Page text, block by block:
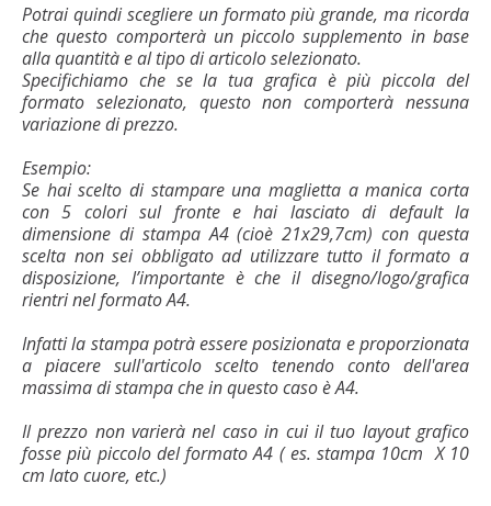
Potrai quindi scegliere un formato più grande, ma ricorda
che questo comporterà un piccolo supplemento in base
alla quantità e al tipo di articolo selezionato.
Specifichiamo che se la tua grafica è più piccola del
formato selezionato, questo non comporterà nessuna
variazione di prezzo.
Esempio:
Se hai scelto di stampare una maglietta a manica corta
con 5 colori sul fronte e hai lasciato di default la
dimensione di stampa A4 (cioè 21x29,7cm) con questa
scelta non sei obbligato ad utilizzare tutto il formato a
disposizione, l’importante è che il disegno/logo/grafica
rientri nel formato A4.
Infatti la stampa potrà essere posizionata e proporzionata
a piacere sull'articolo scelto tenendo conto dell'area
massima di stampa che in questo caso è A4.
Il prezzo non varierà nel caso in cui il tuo layout grafico
fosse più piccolo del formato A4 ( es. stampa 10cm X 10
cm lato cuore, etc.)